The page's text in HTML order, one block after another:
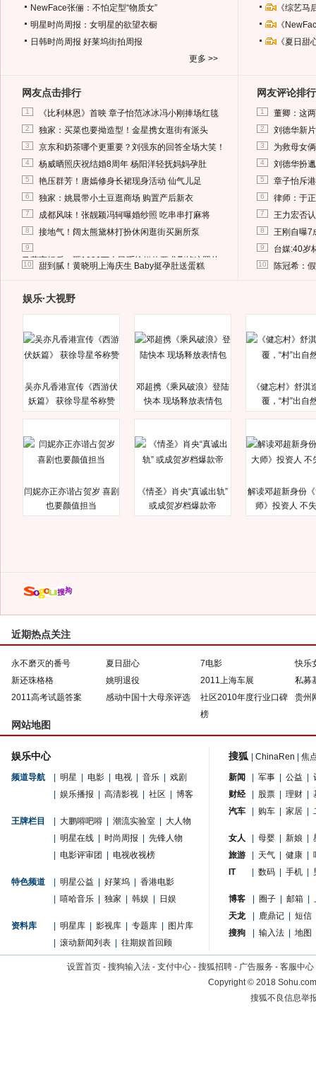
NewFace张俪：不怕定型“物质女”
明星时尚周报：女明星的欲望衣橱
日韩时尚周报 好莱坞街拍周报
更多 >>
《综艺
《
《夏日
网友点击排行
1 《比利林恩》首映 章子怡范冰冰冯小刚捧场红毯
2 独家：买菜也要拗造型！金星携女逛街有派头
3 京东和奶茶哪个更重要？刘强东的回答全场大笑！
4 杨威晒照庆祝结婚8周年 杨阳洋轻抚妈妈孕肚
5 艳压群芳！唐嫣修身长裙现身活动 仙气儿足
6 独家：姚晨带小土豆逛商场 购置产后新衣
7 成都风味！张靓颖冯轲曝婚纱照 吃串串打麻将
8 接地气！阔太熊黛林打扮休闲逛街买厕所泵
9
马蓉离婚后，砸1000万人民币给媒体要求删掉这照片
10 甜到腻！黄晓明上海庆生 Baby挺孕肚送蛋糕
网友评论排行
1 董卿：这
2 刘德华新
3 为救母女
4 刘德华扮
5 章子怡斥
6 律师：于
7 王力宏否
8 王刚自曝7
9 台媒:40岁
10 陈冠希：
娱乐·大视野
吴亦凡香港宣传《西游伏
妖篇》 获徐导星爷称赞
邓超携《乘风破浪》登陆
快本 现场释放表情包
《健忘村》舒淇
覆，“村”出自
闫妮亦正亦谐占贺岁 喜剧
也要颜值担当
《情圣》肖央“真诚出轨”
或成贺岁档爆款帝
解读邓超新身份
师》投资人 不
近期热点关注
永不磨灭的番号 夏日甜心 7电影
快乐
新还珠格格
姚明退役 2011上海车展
私募
2011高考试题答案
感动中国十大母亲评选
社区2010年度行业口碑
榜
贵州
网站地图
娱乐中心
频道导航 明星 电影 电视 音乐
戏剧
娱乐播报 高清影视 社区 博客
王牌栏目 大鹏嘚吧嘚 潮流实验室
大人物
明星在线 时尚周报
先锋人物
电影评审团 电视收视榜
特色频道 明星公益 好莱坞
香港电影
嘻哈音乐 独家 韩娱 日娱
资料库 明星库 影视库 专题库
图片库
滚动新闻列表 往期娱首回顾
搜狐 ChinaRen 焦
新闻 军事 公益
财经
股票 理财
汽车
购车 家居
女人 母婴 新娘
旅游
天气 健康
IT
数码 手机
博客 圈子 邮箱
天龙
鹿鼎记
短信
搜狗
输入法 地图
设置首页 - 搜狗输入法 - 支付中心 - 搜狐招聘 - 广告服务 - 客服中心
Copyright©2018
搜狐不良信息举